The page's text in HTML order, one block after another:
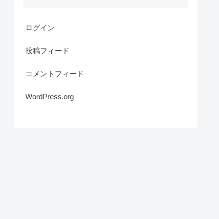
ログイン
投稿フィード
コメントフィード
WordPress.org